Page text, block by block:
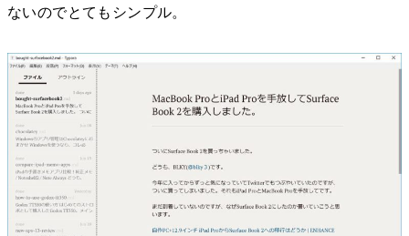
ないのでとてもシンプル。